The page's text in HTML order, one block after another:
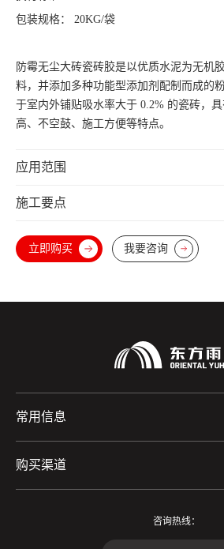
包装规格： 20KG/袋
防霉无尘大砖瓷砖胶是以优质水泥为无机
料，并添加多种功能型添加剂配制而成的
于室内外铺贴吸水率大于 0.2% 的瓷砖，
高、不空鼓、施工方便等特点。
应用范围
施工要点
立即购买 我要咨询
常用信息
购买渠道
咨询热线：